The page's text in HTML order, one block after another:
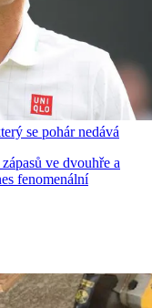
se pohár nedává
ve dvouhře a
fenomenální